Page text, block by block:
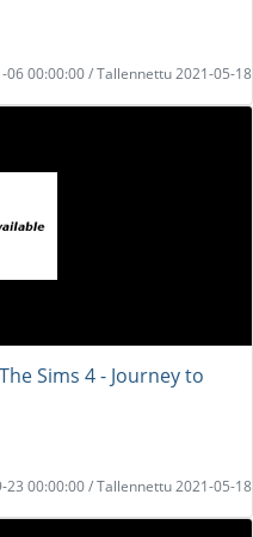
06 00:00:00 / Tallennettu 2021-05-18
Sims 4 - Journey to
23 00:00:00 / Tallennettu 2021-05-18